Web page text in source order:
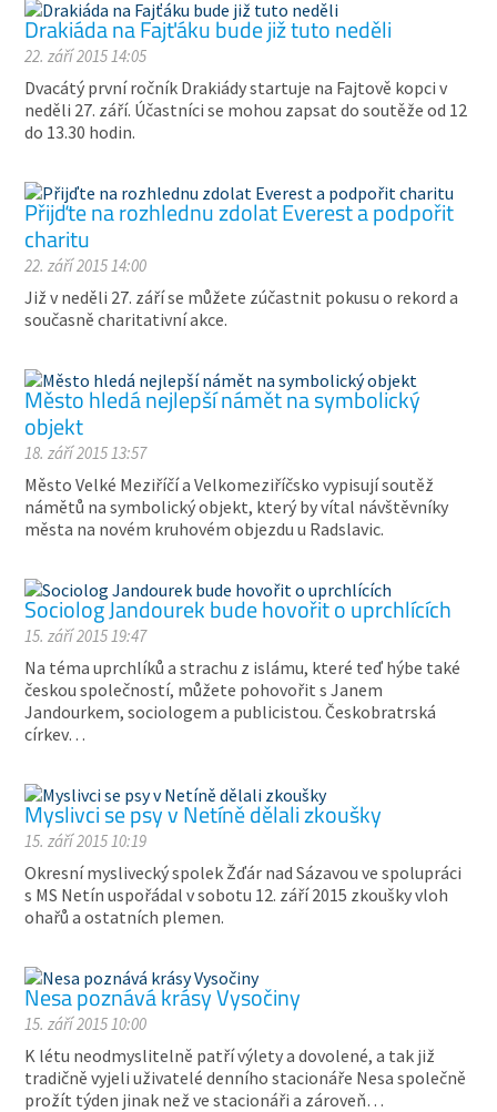
Drakiáda na Fajťáku bude již tuto neděli
22. září 2015 14:05
Dvacátý první ročník Drakiády startuje na Fajtově kopci v
neděli 27. září. Účastníci se mohou zapsat do soutěže od 12
do 13.30 hodin.
Přijďte na rozhlednu zdolat Everest a podpořit
charitu
22. září 2015 14:00
Již v neděli 27. září se můžete zúčastnit pokusu o rekord a
současně charitativní akce.
Město hledá nejlepší námět na symbolický
objekt
18. září 2015 13:57
Město Velké Meziříčí a Velkomeziříčsko vypisují soutěž
námětů na symbolický objekt, který by vítal návštěvníky
města na novém kruhovém objezdu u Radslavic.
Sociolog Jandourek bude hovořit o uprchlících
15. září 2015 19:47
Na téma uprchlíků a strachu z islámu, které teď hýbe také
českou společností, můžete pohovořit s Janem
Jandourkem, sociologem a publicistou. Českobratrská
církev…
Myslivci se psy v Netíně dělali zkoušky
15. září 2015 10:19
Okresní myslivecký spolek Žďár nad Sázavou ve spolupráci
s MS Netín uspořádal v sobotu 12. září 2015 zkoušky vloh
ohařů a ostatních plemen.
Nesa poznává krásy Vysočiny
15. září 2015 10:00
K létu neodmyslitelně patří výlety a dovolené, a tak již
tradičně vyjeli uživatelé denního stacionáře Nesa společně
prožít týden jinak než ve stacionáři a zároveň…